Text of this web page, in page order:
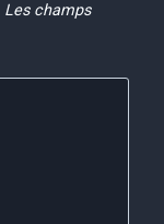
Les champs